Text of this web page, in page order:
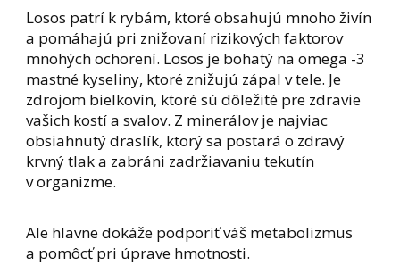
Losos patrí k rybám, ktoré obsahujú mnoho živín
a pomáhajú pri znižovaní rizikových faktorov
mnohých ochorení. Losos je bohatý na omega -3
mastné kyseliny, ktoré znižujú zápal v tele. Je
zdrojom bielkovín, ktoré sú dôležité pre zdravie
vašich kostí a svalov. Z minerálov je najviac
obsiahnutý draslík, ktorý sa postará o zdravý
krvný tlak a zabráni zadržiavaniu tekutín
v organizme.
Ale hlavne dokáže podporiť váš metabolizmus
a pomôcť pri úprave hmotnosti.